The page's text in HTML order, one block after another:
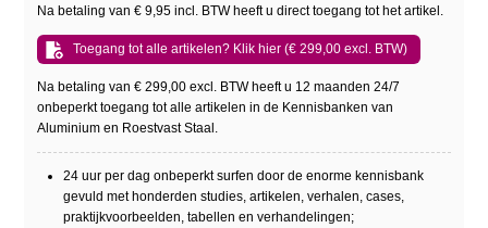
Na betaling van € 9,95 incl. BTW heeft u direct toegang tot het artikel.
Toegang tot alle artikelen? Klik hier (€ 299,00 excl. BTW)
Na betaling van € 299,00 excl. BTW heeft u 12 maanden 24/7
onbeperkt toegang tot alle artikelen in de Kennisbanken van
Aluminium en Roestvast Staal.
24 uur per dag onbeperkt surfen door de enorme kennisbank
gevuld met honderden studies, artikelen, verhalen, cases,
praktijkvoorbeelden, tabellen en verhandelingen;